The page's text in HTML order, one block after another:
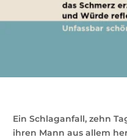
Ein Schlaganfall, zehn
ihren Mann aus allem